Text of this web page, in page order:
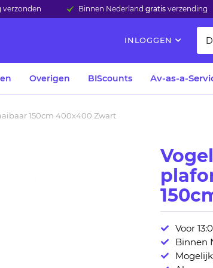
verzonden Binnen Nederlandgratis verzending
INLOGGEN
Overigen BIScounts Av-as-a-
150cm 400x400 Zwart
Voor
Binnen